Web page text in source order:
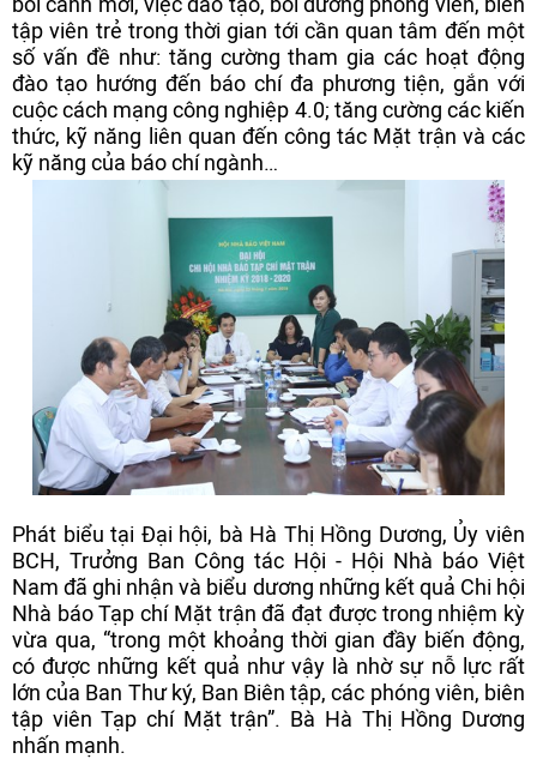
tập viên trẻ trong thời gian tới cần quan tâm đến một
số vấn đề như: tăng cường tham gia các hoạt động
đào tạo hướng đến báo chí đa phương tiện, gắn với
cuộc cách mạng công nghiệp 4.0; tăng cường các kiến
thức, kỹ năng liên quan đến công tác Mặt trận và các
kỹ năng của báo chí ngành…
Phát biểu tại Đại hội, bà Hà Thị Hồng Dương, Ủy viên
BCH, Trưởng Ban Công tác Hội - Hội Nhà báo Việt
Nam đã ghi nhận và biểu dương những kết quả Chi hội
Nhà báo Tạp chí Mặt trận đã đạt được trong nhiệm kỳ
vừa qua, “trong một khoảng thời gian đầy biến động,
có được những kết quả như vậy là nhờ sự nỗ lực rất
lớn của Ban Thư ký, Ban Biên tập, các phóng viên, biên
tập viên Tạp chí Mặt trận”. Bà Hà Thị Hồng Dương
nhấn mạnh.